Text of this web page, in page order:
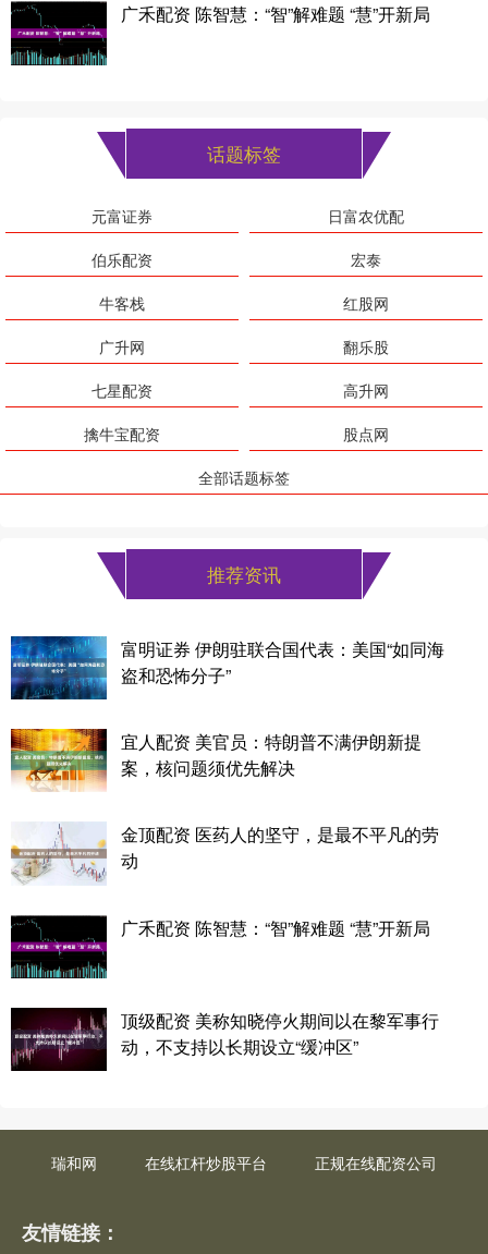
广禾配资 陈智慧：“智”解难题 “慧”开新局
话题标签
元富证券
日富农优配
伯乐配资
宏泰
牛客栈
红股网
广升网
翻乐股
七星配资
高升网
擒牛宝配资
股点网
全部话题标签
推荐资讯
富明证券 伊朗驻联合国代表：美国“如同海
盗和恐怖分子”
宜人配资 美官员：特朗普不满伊朗新提
案，核问题须优先解决
金顶配资 医药人的坚守，是最不平凡的劳
动
广禾配资 陈智慧：“智”解难题 “慧”开新局
顶级配资 美称知晓停火期间以在黎军事行
动，不支持以长期设立“缓冲区”
瑞和网 在线杠杆炒股平台 正规在线配资公司
友情链接：